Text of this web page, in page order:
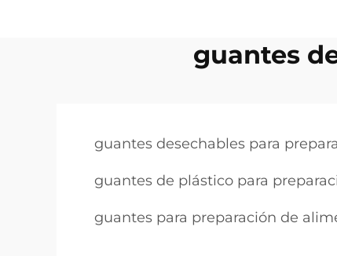
guantes
guantes desechables para
guantes de plástico para
guantes para preparación de